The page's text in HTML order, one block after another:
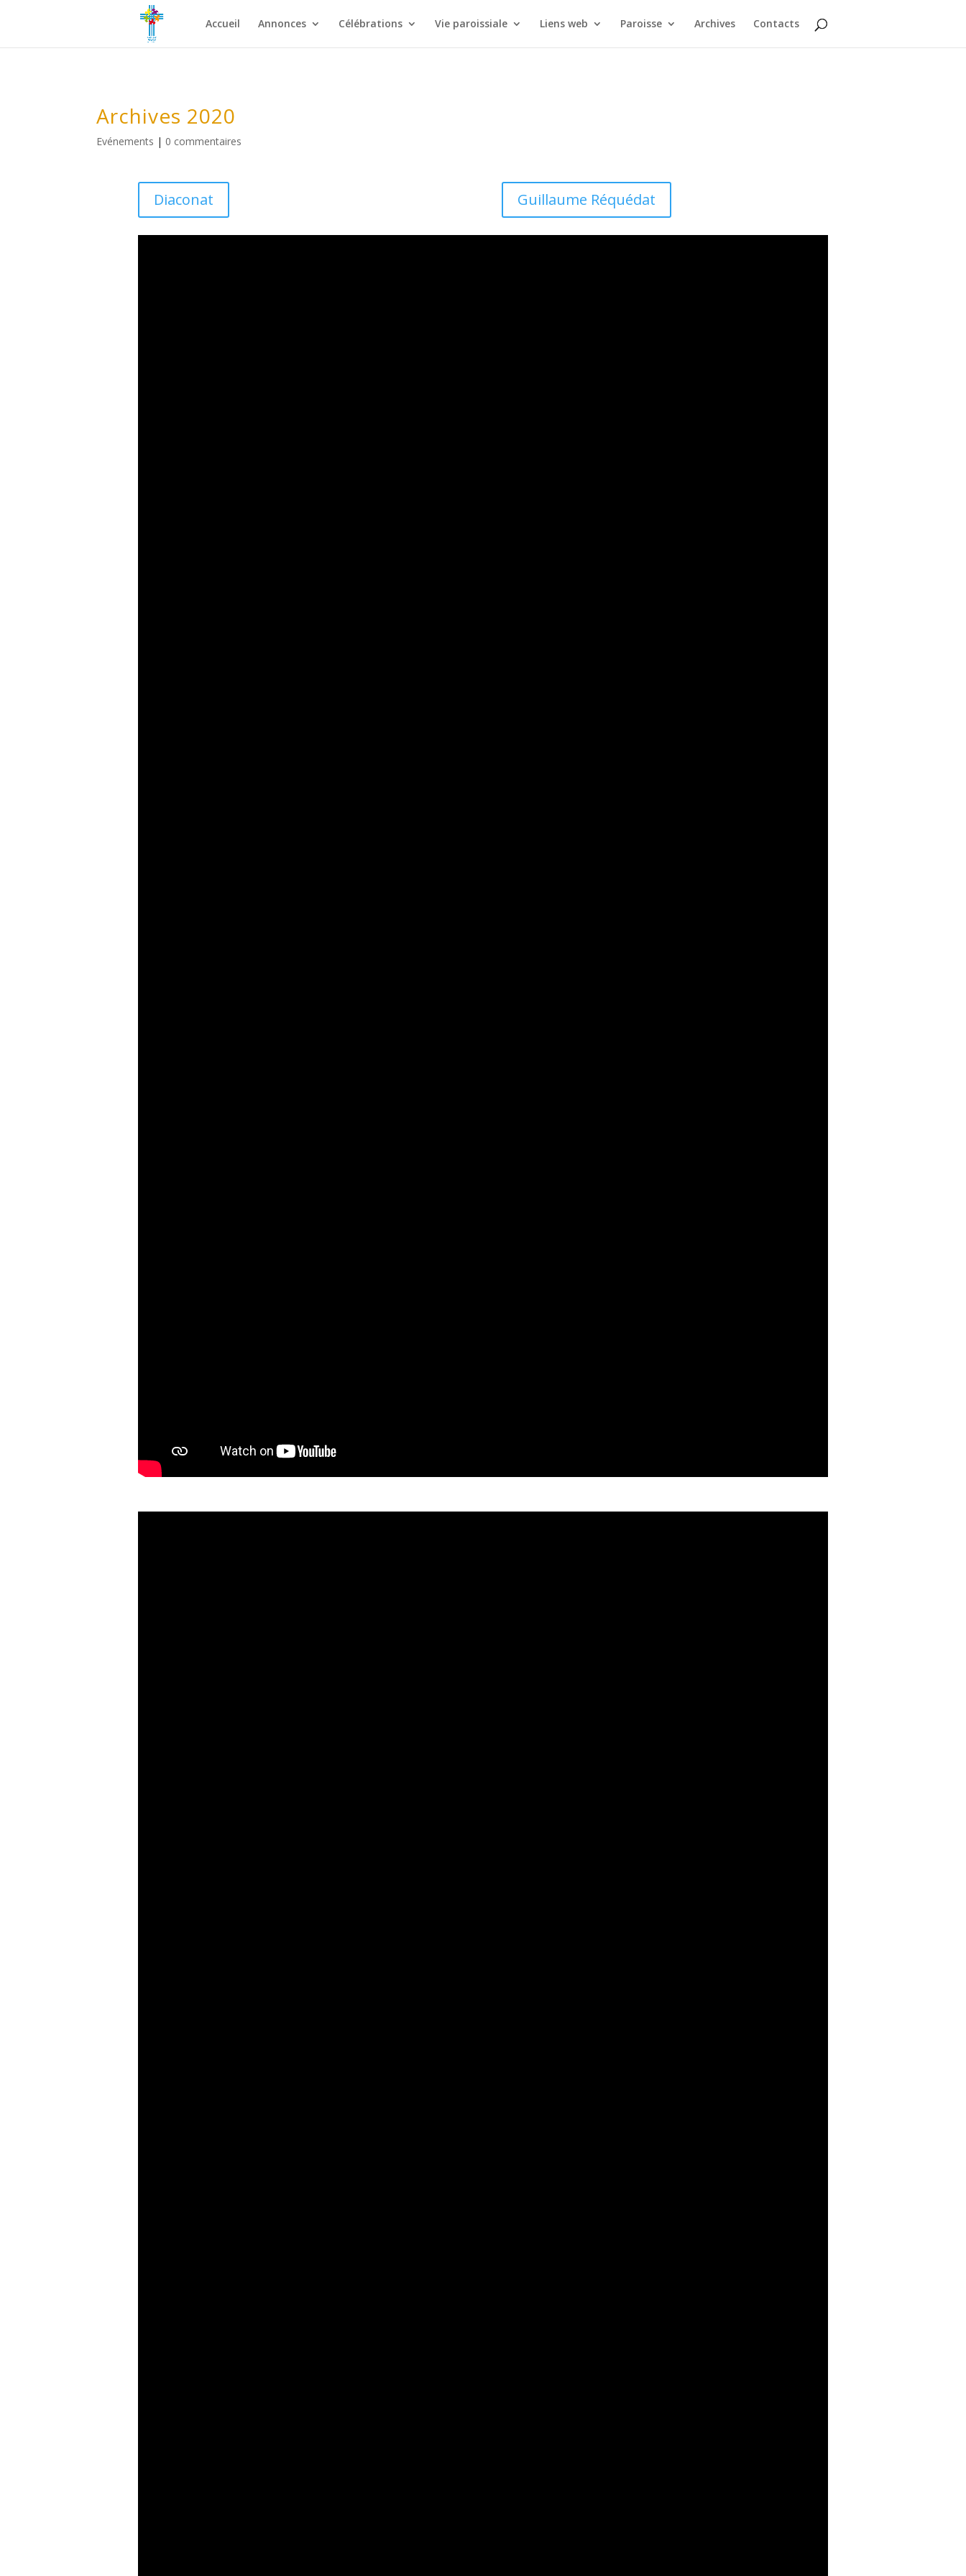
Accueil Annonces Célébrations Vie paroissiale Liens web Paroisse Archives Contacts
Archives 2020
Evénements | 0 commentaires
Diaconat Guillaume Réquédat